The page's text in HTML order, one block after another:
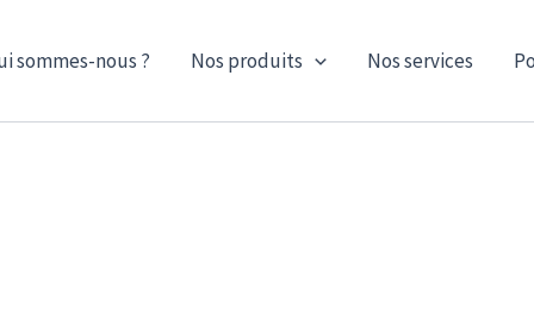
sommes-nous ? Nos produits Nos services